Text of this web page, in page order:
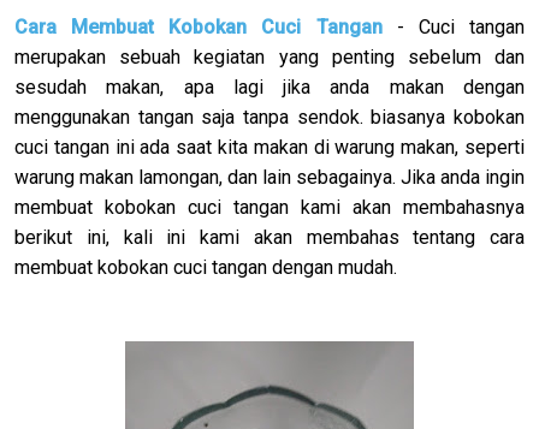
Cara Membuat Kobokan Cuci Tangan- Cuci tangan
merupakan sebuah kegiatan yang penting sebelum dan
sesudah makan, apa lagi jika anda makan dengan
menggunakan tangan saja tanpa sendok. biasanya kobokan
cuci tangan ini ada saat kita makan di warung makan, seperti
warung makan lamongan, dan lain sebagainya. Jika anda ingin
membuat kobokan cuci tangan kami akan membahasnya
berikut ini, kali ini kami akan membahas tentang cara
membuat kobokan cuci tangan dengan mudah.